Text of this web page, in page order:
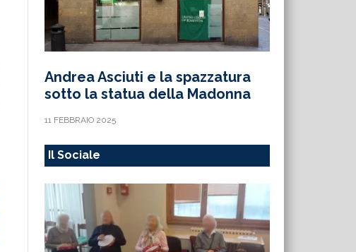
Andrea Asciuti e la spazzatura
sotto la statua della Madonna
11 FEBBRAIO 2025
Il Sociale